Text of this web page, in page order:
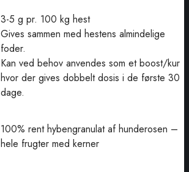
3-5 g pr. 100 kg hest
Gives sammen med hestens almindelige
foder.
Kan ved behov anvendes som et boost/kur
hvor der gives dobbelt dosis i de første 30
dage.
100% rent hybengranulat af hunderosen –
hele frugter med kerner